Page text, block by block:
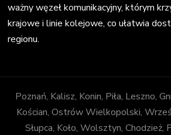
ważny węzeł komunikacyjny, którym
krajowe i linie kolejowe, co ułatwia
regionu.
Poznań, Kalisz, Konin, Piła, Leszno,
Kościan, Ostrów Wielkopolski,
Słupca, Koło, Wolsztyn, Chodzież,